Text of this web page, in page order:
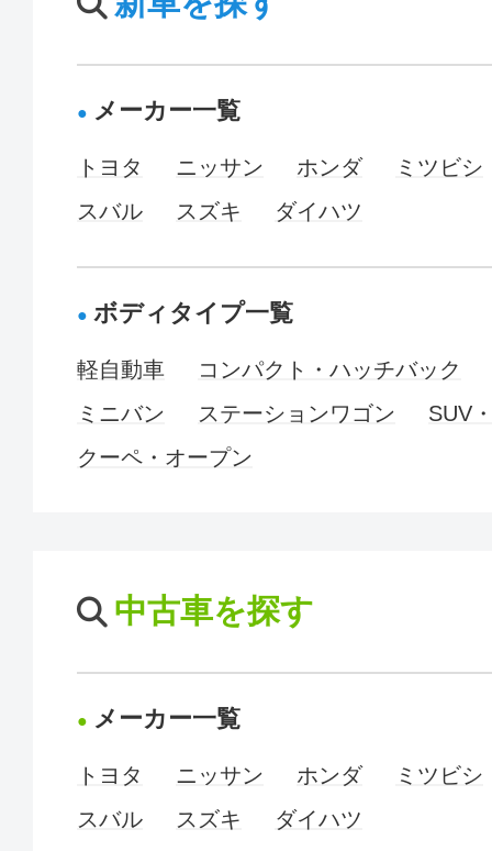
メーカー一覧
トヨタ ニッサン ホンダ
ミツビシ
スバル
スズキ ダイハツ
ボディタイプ一覧
軽自動車
コンパクト・ハッチバック
ミニバン
ステーションワゴン
SUV
クーペ・オープン
中古車を探す
メーカー一覧
トヨタ ニッサン ホンダ
ミツビシ
スバル
スズキ ダイハツ